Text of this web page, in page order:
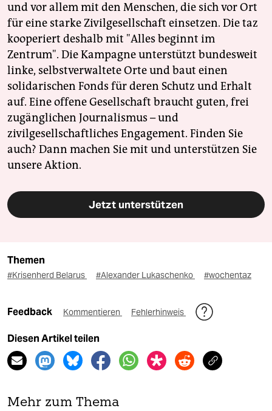
und vor allem mit den Menschen, die sich vor Ort
für eine starke Zivilgesellschaft einsetzen. Die taz
kooperiert deshalb mit "Alles beginnt im
Zentrum". Die Kampagne unterstützt bundesweit
linke, selbstverwaltete Orte und baut einen
solidarischen Fonds für deren Schutz und Erhalt
auf. Eine offene Gesellschaft braucht guten, frei
zugänglichen Journalismus – und
zivilgesellschaftliches Engagement. Finden Sie
auch? Dann machen Sie mit und unterstützen Sie
unsere Aktion.
Jetzt unterstützen
Themen
#Krisenherd Belarus #Alexander Lukaschenko #wochentaz
Feedback Kommentieren Fehlerhinweis
Diesen Artikel teilen
Mehr zum Thema